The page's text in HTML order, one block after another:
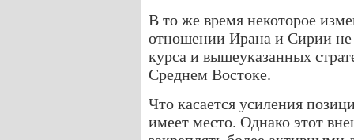
В то же время некоторое
отношении Ирана и Сирии не
курса и вышеуказанных
Среднем Востоке.
Что касается усиления
имеет место. Однако этот